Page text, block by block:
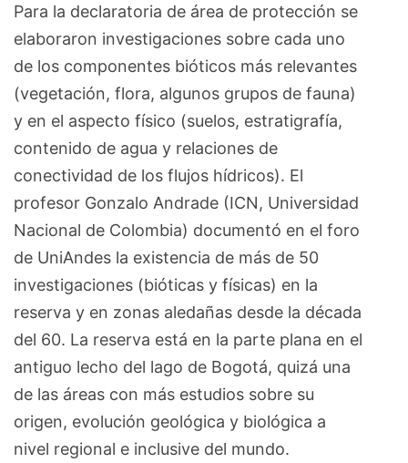
Para la declaratoria de área de protección se
elaboraron investigaciones sobre cada uno
de los componentes bióticos más relevantes
(vegetación, flora, algunos grupos de fauna)
y en el aspecto físico (suelos, estratigrafía,
contenido de agua y relaciones de
conectividad de los flujos hídricos). El
profesor Gonzalo Andrade (ICN, Universidad
Nacional de Colombia) documentó en el foro
de UniAndes la existencia de más de 50
investigaciones (bióticas y físicas) en la
reserva y en zonas aledañas desde la década
del 60. La reserva está en la parte plana en el
antiguo lecho del lago de Bogotá, quizá una
de las áreas con más estudios sobre su
origen, evolución geológica y biológica a
nivel regional e inclusive del mundo.